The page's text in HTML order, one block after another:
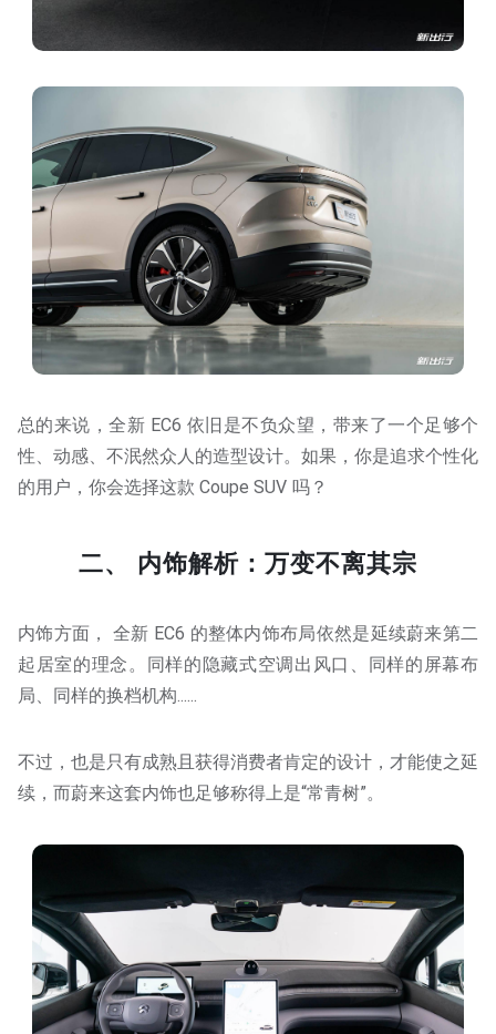
总的来说，全新 EC6 依旧是不负众望，带来了一个足够个
性、动感、不泯然众人的造型设计。如果，你是追求个性化
的用户，你会选择这款 Coupe SUV 吗？
二、 内饰解析：万变不离其宗
内饰方面， 全新 EC6 的整体内饰布局依然是延续蔚来第二
起居室的理念。同样的隐藏式空调出风口、同样的屏幕布
局、同样的换档机构......
不过，也是只有成熟且获得消费者肯定的设计，才能使之延
续，而蔚来这套内饰也足够称得上是“常青树”。